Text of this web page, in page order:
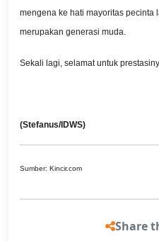
mengena ke hati mayoritas pecinta
merupakan generasi muda.
Sekali lagi, selamat untuk
(Stefanus/IDWS)
Sumber: Kincir.com
Share